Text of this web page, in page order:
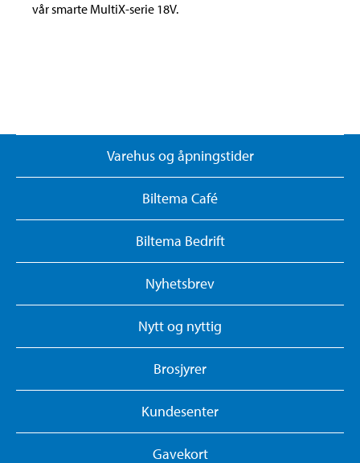
vår smarte MultiX-serie 18V.
Varehus og åpningstider
Biltema Café
Biltema Bedrift
Nyhetsbrev
Nytt og nyttig
Brosjyrer
Kundesenter
Gavekort